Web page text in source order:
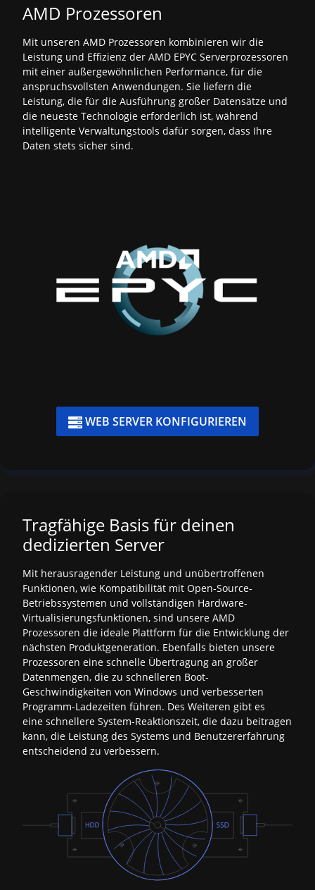
AMD Prozessoren
Mit unseren AMD Prozessoren kombinieren wir die
Leistung und Effizienz der AMD EPYC Serverprozessoren
mit einer außergewöhnlichen Performance, für die
anspruchsvollsten Anwendungen. Sie liefern die
Leistung, die für die Ausführung großer Datensätze und
die neueste Technologie erforderlich ist, während
intelligente Verwaltungstools dafür sorgen, dass Ihre
Daten stets sicher sind.
WEB SERVER KONFIGURIEREN
Tragfähige Basis für deinen
dedizierten Server
Mit herausragender Leistung und unübertroffenen
Funktionen, wie Kompatibilität mit Open-Source-
Betriebssystemen und vollständigen Hardware-
Virtualisierungsfunktionen, sind unsere AMD
Prozessoren die ideale Plattform für die Entwicklung der
nächsten Produktgeneration. Ebenfalls bieten unsere
Prozessoren eine schnelle Übertragung an großer
Datenmengen, die zu schnelleren Boot-
Geschwindigkeiten von Windows und verbesserten
Programm-Ladezeiten führen. Des Weiteren gibt es
eine schnellere System-Reaktionszeit, die dazu beitragen
kann, die Leistung des Systems und Benutzererfahrung
entscheidend zu verbessern.